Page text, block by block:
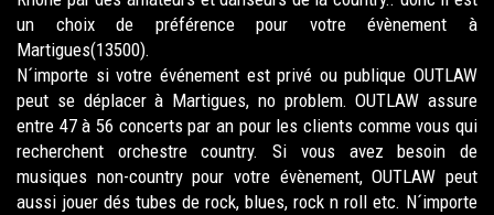
un choix de préférence pour votre évènement à
Martigues(13500).
N´importe si votre événement est privé ou publique OUTLAW
peut se déplacer à Martigues, no problem. OUTLAW assure
entre 47 à 56 concerts par an pour les clients comme vous qui
recherchent orchestre country. Si vous avez besoin de
musiques non-country pour votre évènement, OUTLAW peut
aussi jouer dés tubes de rock, blues, rock n roll etc. N´importe